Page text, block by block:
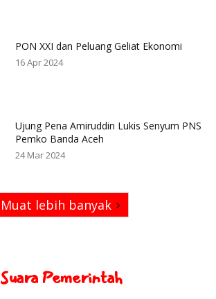
PON XXI dan Peluang Geliat Ekonomi
16 Apr 2024
Ujung Pena Amiruddin Lukis Senyum PNS
Pemko Banda Aceh
24 Mar 2024
Muat lebih banyak
Suara Pemerintah